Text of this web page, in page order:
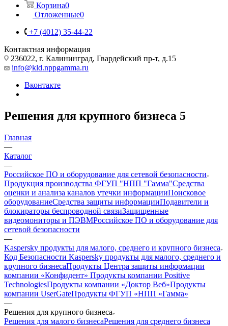
Корзина0
Отложенные0
+7 (4012) 35-44-22
Контактная информация
236022, г. Калининград, Гвардейский пр-т, д.15
info@kld.nppgamma.ru
Вконтакте
Решения для крупного бизнеса 5
Главная
—
Каталог
—
Российское ПО и оборудование для сетевой безопасности
Продукция производства ФГУП "НПП "Гамма"Средства
оценки и анализа каналов утечки информацииПоисковое
оборудованиеСредства защиты информацииПодавители и
блокираторы беспроводной связиЗащищенные
видеомониторы и ПЭВМРоссийское ПО и оборудование для
сетевой безопасности
—
Kaspersky продукты для малого, среднего и крупного бизнеса
Код Безопасности Kaspersky продукты для малого, среднего и
крупного бизнесаПродукты Центра защиты информации
компании «Конфидент» Продукты компании Positive
TechnologiesПродукты компании «Доктор Веб»Продукты
компании UserGateПродукты ФГУП «НПП «Гамма»
—
Решения для крупного бизнеса
Решения для малого бизнесаРешения для среднего бизнеса